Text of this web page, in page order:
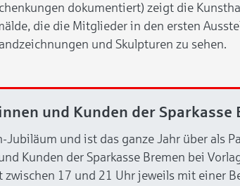
dokumentiert) zeigt die
die die Mitglieder in den ersten
und Skulpturen zu sehen.
und Kunden der Sparkasse
Jubiläum und ist das ganze Jahr über als
Kunden der Sparkasse Bremen bei
17 und 21 Uhr jeweils mit einer